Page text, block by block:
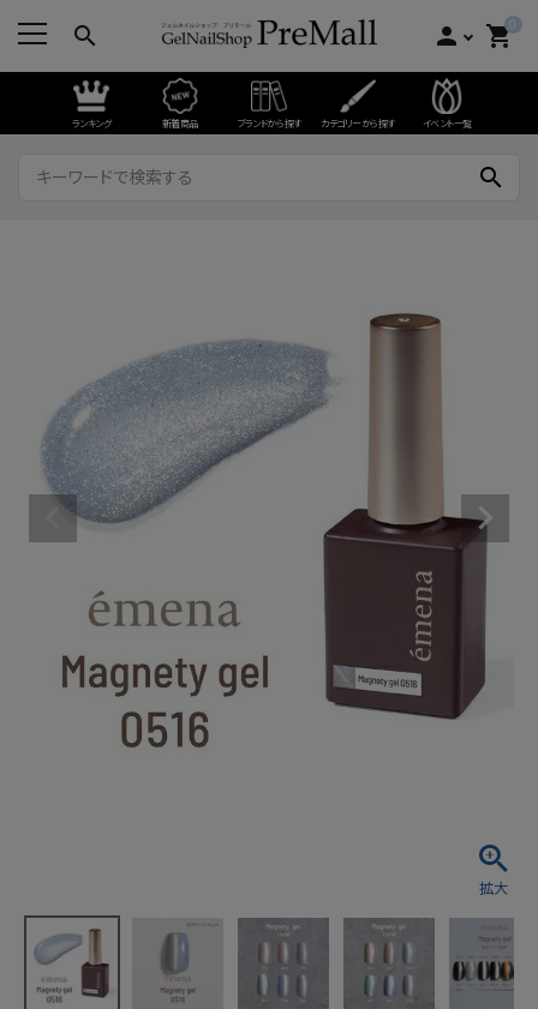
search person 0
shopping_cart
ランキング 新着商品 ブランドから探す カテゴリーから探す イベント一覧
search